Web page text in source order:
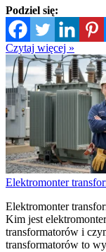
Podziel się:
Czytaj więcej »
Elektromonter
Elektromonter
Kim jest
transformatorów i
transformatorów to